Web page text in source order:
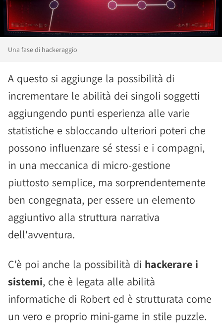
Una fase di hackeraggio
A questo si aggiunge la possibilità di
incrementare le abilità dei singoli soggetti
aggiungendo punti esperienza alle varie
statistiche e sbloccando ulteriori poteri che
possono influenzare sé stessi e i compagni,
in una meccanica di micro-gestione
piuttosto semplice, ma sorprendentemente
ben congegnata, per essere un elemento
aggiuntivo alla struttura narrativa
dell'avventura.
C'è poi anche la possibilità di hackerare i
sistemi, che è legata alle abilità
informatiche di Robert ed è strutturata come
un vero e proprio mini-game in stile puzzle.